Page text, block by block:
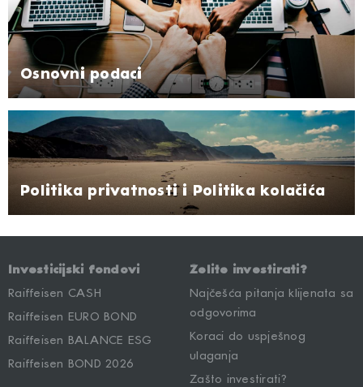
Osnovni podaci
Politika privatnosti i Politika kolačića
Investicijski fondovi
Raiffeisen CASH
Raiffeisen EURO BOND
Raiffeisen BALANCE ESG
Raiffeisen BOND 2026
Želite investirati?
Najčešća pitanja klijenata sa
odgovorima
Koraci do uspješnog
ulaganja
Zašto investirati?